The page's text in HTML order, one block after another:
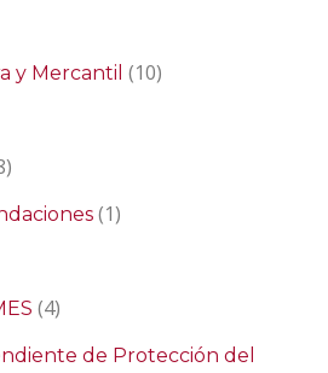
y Mercantil (10)
(1)
(4)
de Protección del